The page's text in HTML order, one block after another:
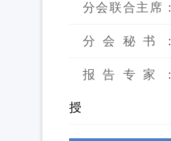
分会联合主席：
分会秘书：
报告专家：
授